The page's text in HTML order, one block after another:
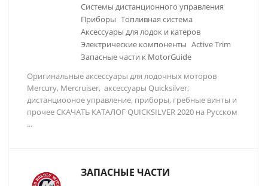
Системы дистанционного управления
Приборы Топливная система
Аксессуары для лодок и катеров
Электрические компоненты Active Trim
Запасные части к MotorGuide
Оригинальные аксессуары для лодочных моторов
Mercury, Mercruiser, аксессуары Quicksilver,
дистанциооное управление, приборы, гребные винты и
прочее СКАЧАТЬ КАТАЛОГ QUICKSILVER 2020 на Русском
...
ЗАПАСНЫЕ ЧАСТИ